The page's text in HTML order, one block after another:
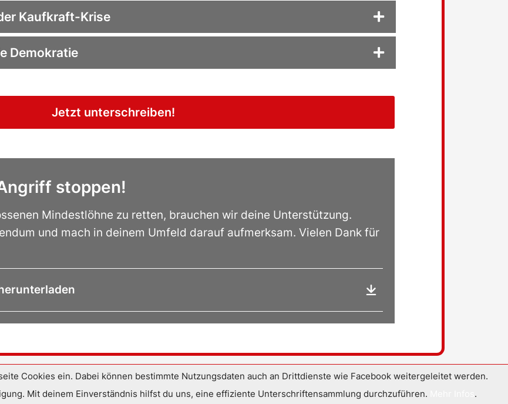
Kaufkraft-Krise
Demokratie
Jetzt unterschreiben!
stoppen!
Mindestlöhne zu retten, brauchen wir deine Unterstützung.
und mach in deinem Umfeld darauf aufmerksam. Vielen Dank für
Cookies ein. Dabei können bestimmte Nutzungsdaten auch an Drittdienste wie Facebook weitergeleitet werden.
Mit deinem Einverständnis hilfst du uns, eine effiziente Unterschriftensammlung durchzuführen.
.